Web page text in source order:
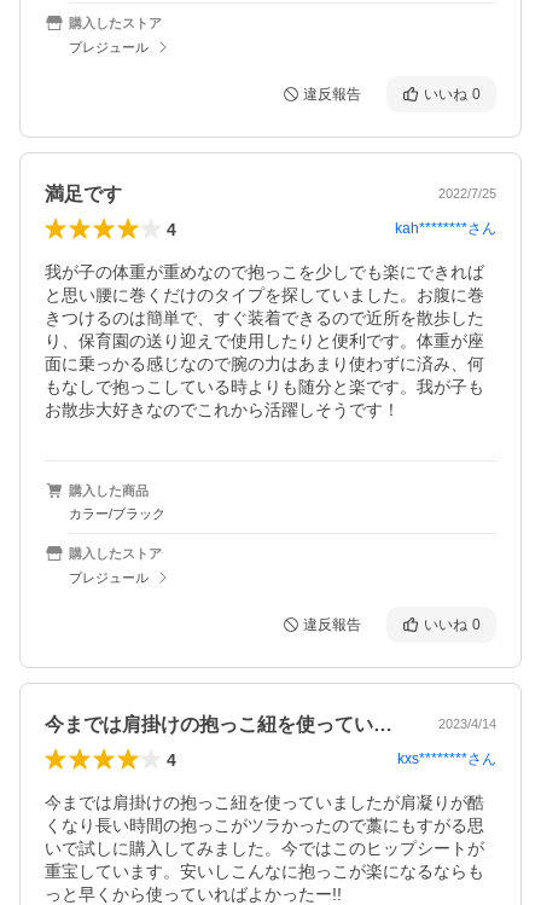
購入したストア
プレジュール
違反報告 いいね 0
満足です 2022/7/25
4 kah********さん
我が子の体重が重めなので抱っこを少しでも楽にできれば
と思い腰に巻くだけのタイプを探していました。お腹に巻
きつけるのは簡単で、すぐ装着できるので近所を散歩した
り、保育園の送り迎えで使用したりと便利です。体重が座
面に乗っかる感じなので腕の力はあまり使わずに済み、何
もなしで抱っこしている時よりも随分と楽です。我が子も
お散歩大好きなのでこれから活躍しそうです！
購入した商品
カラー/ブラック
購入したストア
プレジュール
違反報告 いいね 0
今までは肩掛けの抱っこ紐を使っていまし… 2023/4/14
4 kxs********さん
今までは肩掛けの抱っこ紐を使っていましたが肩凝りが酷
くなり長い時間の抱っこがツラかったので藁にもすがる思
いで試しに購入してみました。今ではこのヒップシートが
重宝しています。安いしこんなに抱っこが楽になるならも
っと早くから使っていればよかったー!!